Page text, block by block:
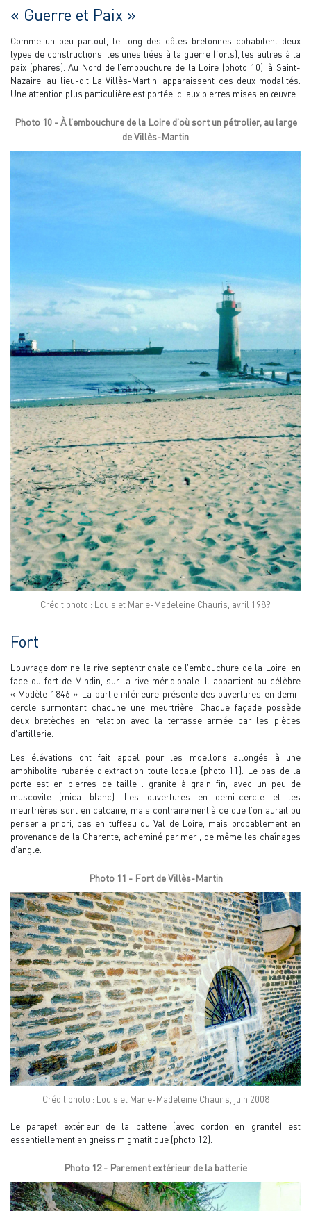
« Guerre et Paix »
Comme un peu partout, le long des côtes bretonnes cohabitent deux
types de constructions, les unes liées à la guerre (forts), les autres à la
paix (phares). Au Nord de l’embouchure de la Loire (photo 10), à Saint-
Nazaire, au lieu-dit La Villès-Martin, apparaissent ces deux modalités.
Une attention plus particulière est portée ici aux pierres mises en œuvre.
Photo 10 - À l’embouchure de la Loire d’où sort un pétrolier, au large
de Villès-Martin
Crédit photo : Louis et Marie-Madeleine Chauris, avril 1989
Fort
L’ouvrage domine la rive septentrionale de l’embouchure de la Loire, en
face du fort de Mindin, sur la rive méridionale. Il appartient au célèbre
« Modèle 1846 ». La partie inférieure présente des ouvertures en demi-
cercle surmontant chacune une meurtrière. Chaque façade possède
deux bretèches en relation avec la terrasse armée par les pièces
d’artillerie.
Les élévations ont fait appel pour les moellons allongés à une
amphibolite rubanée d’extraction toute locale (photo 11). Le bas de la
porte est en pierres de taille : granite à grain fin, avec un peu de
muscovite (mica blanc). Les ouvertures en demi-cercle et les
meurtrières sont en calcaire, mais contrairement à ce que l’on aurait pu
penser a priori, pas en tuffeau du Val de Loire, mais probablement en
provenance de la Charente, acheminé par mer ; de même les chaînages
d’angle.
Photo 11 - Fort de Villès-Martin
Crédit photo : Louis et Marie-Madeleine Chauris, juin 2008
Le parapet extérieur de la batterie (avec cordon en granite) est
essentiellement en gneiss migmatitique (photo 12).
Photo 12 - Parement extérieur de la batterie